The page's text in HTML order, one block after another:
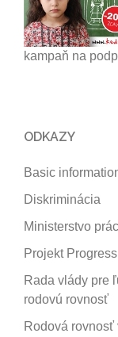
kampaň na
ODKAZY
Basic
Diskriminácia
Ministerstvo
Projekt
Rada vlády pre
rodovú rovnosť
Rodová